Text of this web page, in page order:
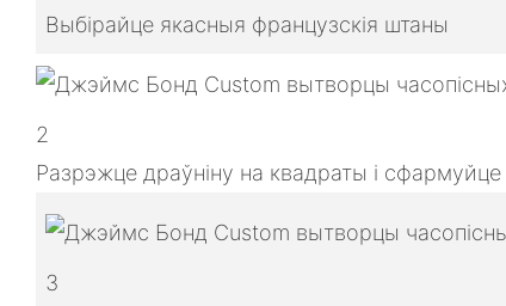
Выбірайце якасныя французскія штаны
2
Разрэжце драўніну на квадраты і сфармуйце
3